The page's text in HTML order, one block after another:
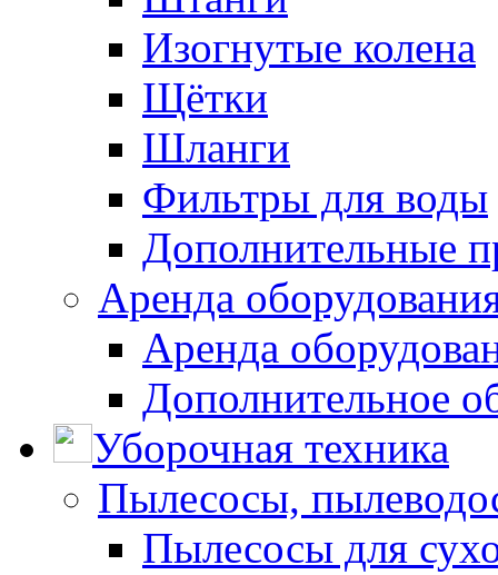
Изогнутые колена
Щётки
Шланги
Фильтры для воды
Дополнительные
Аренда
Аренда
Дополнительное
Уборочная техника
Пылесосы,
Пылесосы для